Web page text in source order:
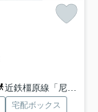
近鉄橿原線「尼ヶ辻」駅 徒歩26分
宅配ボックス